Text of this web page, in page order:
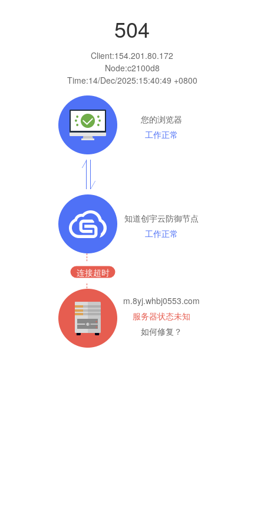
504
Client:154.201.80.172
Node:c2100d8
Time:14/Dec/2025:15:40:49 +0800
您的浏览器
工作正常
知道创宇云防御节点
工作正常
连接超时
m.8yj.whbj0553.com
服务器状态未知
如何修复？